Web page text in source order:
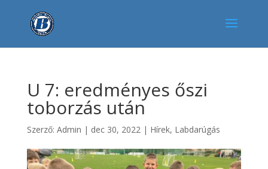
U 7: eredményes őszi
toborzás után
Szerző: Admin | dec 30, 2022| Hírek, Labdarúgás